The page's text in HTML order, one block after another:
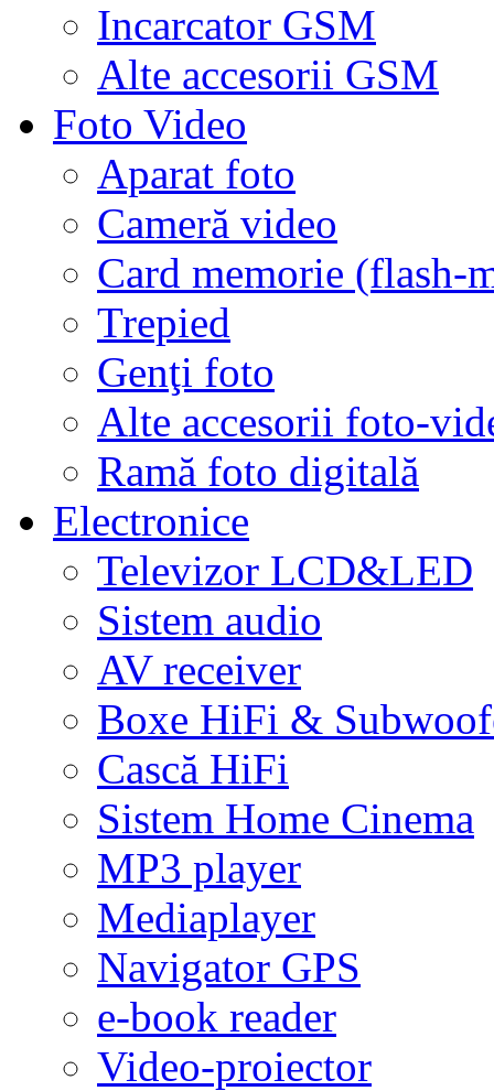
Incarcator GSM
Alte accesorii GSM
Foto Video
Aparat foto
Cameră video
Card memorie (flash-
Trepied
Genţi foto
Alte accesorii foto-
Ramă foto digitală
Electronice
Televizor LCD&LED
Sistem audio
AV receiver
Boxe HiFi &
Cască HiFi
Sistem Home Cinema
MP3 player
Mediaplayer
Navigator GPS
e-book reader
Video-proiector